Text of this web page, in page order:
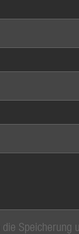
Speicherung